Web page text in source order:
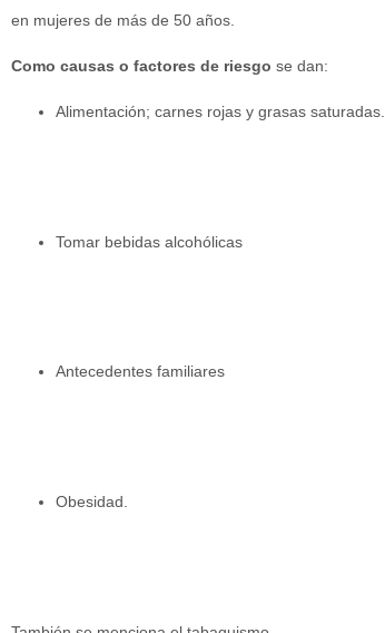
en mujeres de más de 50 años.
Como causas o factores de riesgo se dan:
Alimentación; carnes rojas y grasas saturadas.
Tomar bebidas alcohólicas
Antecedentes familiares
Obesidad.